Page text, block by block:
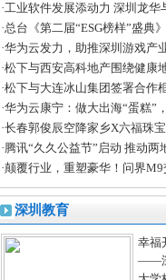
人节“圳”好遇见你！
·工业软件发展添动力 深圳龙华
聚“首”
·总台《第二届“ESG榜样”盛典
·华为云发力，助推深圳游戏产
·松下与西安高科地产围绕健康
合作协议
·松下与大连冰山集团签署合作
·华为云康宁：做大出海“蛋糕”
质量发展
·长春郭俊辰空降家乡X六福珠
禄狂欢——六福珠宝2024周年
·腾讯“久久公益节”启动 推动两
流 共建互联网公益文化
·颠覆行业，重塑豪华！问界
豪华电车新风尚
深圳教育
幸福
——